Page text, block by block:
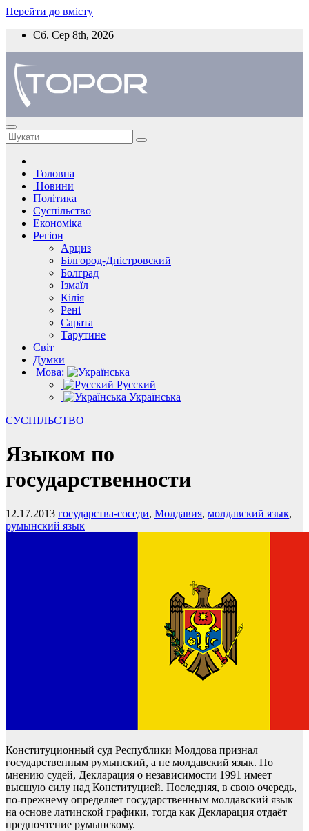
Перейти до вмісту
Сб. Сер 8th, 2026
Головна
Новини
Політика
Суспільство
Економіка
Регіон
Арциз
Білгород-Дністровский
Болград
Ізмаїл
Кілія
Рені
Сарата
Тарутине
Світ
Думки
Мова:
Русский
Українська
СУСПІЛЬСТВО
Языком по
государственности
12.17.2013 государства-соседи, Молдавия, молдавский язык,
румынский язык
Конституционный суд Республики Молдова признал
государственным румынский, а не молдавский язык. По
мнению судей, Декларация о независимости 1991 имеет
высшую силу над Конституцией. Последняя, в свою очередь,
по-прежнему определяет государственным молдавский язык
на основе латинской графики, тогда как Декларация отдаёт
предпочтение румынскому.